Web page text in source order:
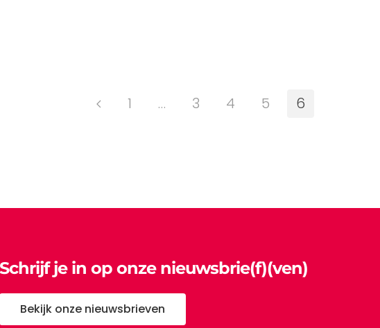
1 … 3 4 5 6
Schrijf je in op onze nieuwsbrie(f)(ven)
Bekijk onze nieuwsbrieven